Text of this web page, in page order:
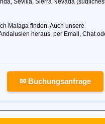
Sevilla, Sierra Nevada
Malaga finden. Auch unsere
heraus, per Email, Chat
✉ Buchungsanfrage